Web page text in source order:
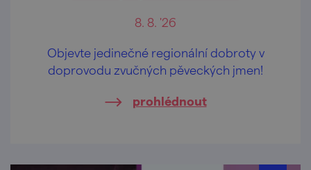
8. 8. '26
Objevte jedinečné regionální dobroty v
doprovodu zvučných pěveckých jmen!
prohlédnout